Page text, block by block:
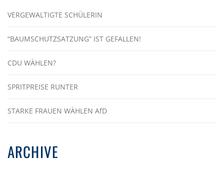
VERGEWALTIGTE SCHÜLERIN
“BAUMSCHUTZSATZUNG” IST GEFALLEN!
CDU WÄHLEN?
SPRITPREISE RUNTER
STARKE FRAUEN WÄHLEN AfD
ARCHIVE